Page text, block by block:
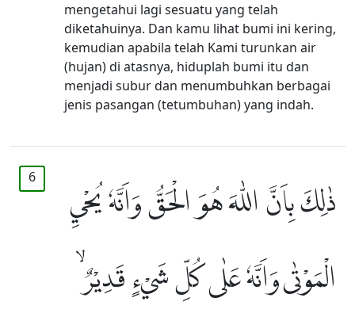
mengetahui lagi sesuatu yang telah
diketahuinya. Dan kamu lihat bumi ini kering,
kemudian apabila telah Kami turunkan air
(hujan) di atasnya, hiduplah bumi itu dan
menjadi subur dan menumbuhkan berbagai
jenis pasangan (tetumbuhan) yang indah.
6
ذٰلِكَ بِاَنَّ اللّٰهَ هُوَ الْحَقُّ وَاَنَّهٗ يُحْيِ
الْمَوْتٰى وَاَنَّهٗ عَلٰى كُلِّ شَيْءٍ قَدِيْرٌ ۙ